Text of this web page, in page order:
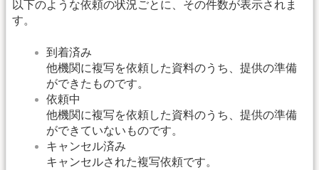
以下のような依頼の状況ごとに、その件数が表示されま
す。
到着済み
他機関に複写を依頼した資料のうち、提供の準備
ができたものです。
依頼中
他機関に複写を依頼した資料のうち、提供の準備
ができていないものです。
キャンセル済み
キャンセルされた複写依頼です。